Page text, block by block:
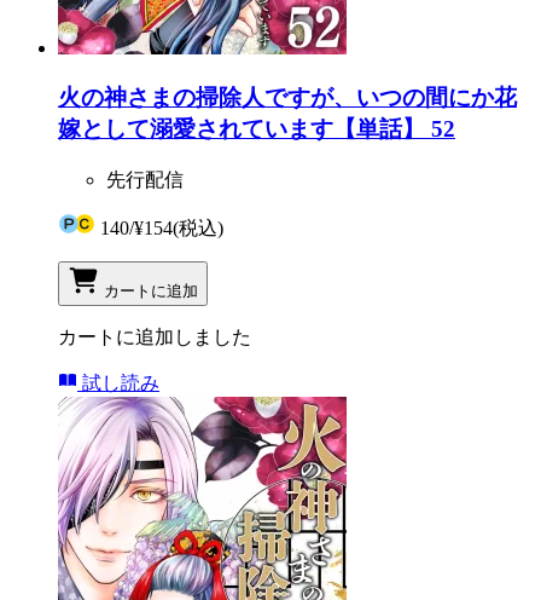
火の神さまの掃除人ですが、いつの間にか花
嫁として溺愛されています【単話】 52
先行配信
140/¥154(税込)
カートに追加
カートに追加しました
試し読み